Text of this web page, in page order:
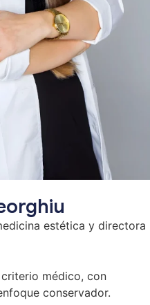
estética y directora
médico, con
conservador.